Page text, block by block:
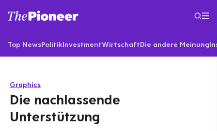
Top NewsPolitikInvestmentWirtschaftDie andere Meinung
Graphics
Die nachlassende
Unterstützung